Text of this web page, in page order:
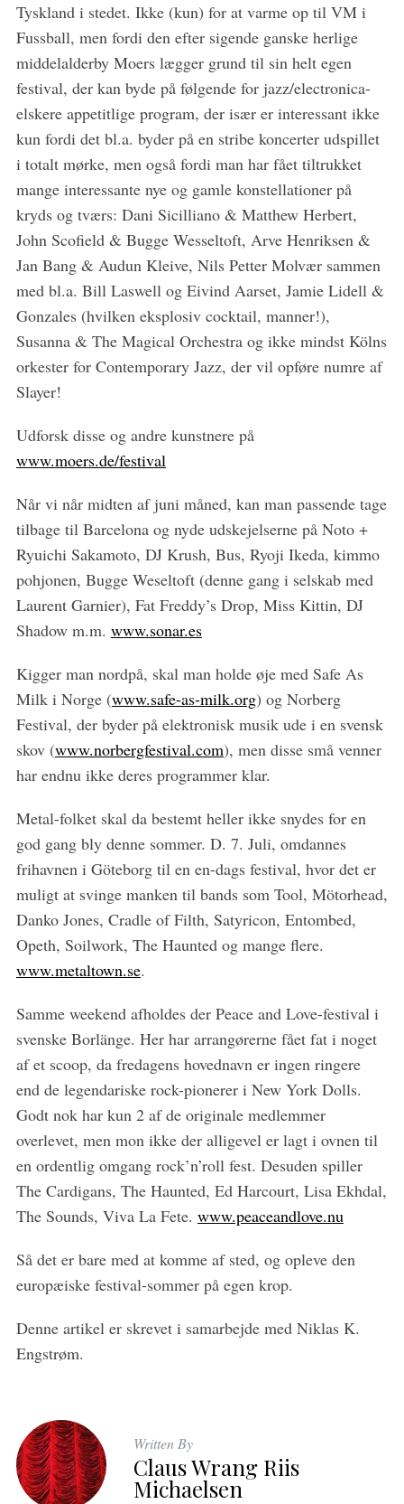
Tyskland i stedet. Ikke (kun) for at varme op til VM i
Fussball, men fordi den efter sigende ganske herlige
middelalderby Moers lægger grund til sin helt egen
festival, der kan byde på følgende for jazz/electronica-
elskere appetitlige program, der især er interessant ikke
kun fordi det bl.a. byder på en stribe koncerter udspillet
i totalt mørke, men også fordi man har fået tiltrukket
mange interessante nye og gamle konstellationer på
kryds og tværs: Dani Sicilliano & Matthew Herbert,
John Scofield & Bugge Wesseltoft, Arve Henriksen &
Jan Bang & Audun Kleive, Nils Petter Molvær sammen
med bl.a. Bill Laswell og Eivind Aarset, Jamie Lidell &
Gonzales (hvilken eksplosiv cocktail, manner!),
Susanna & The Magical Orchestra og ikke mindst Kölns
orkester for Contemporary Jazz, der vil opføre numre af
Slayer!
Udforsk disse og andre kunstnere på
www.moers.de/festival
Når vi når midten af juni måned, kan man passende tage
tilbage til Barcelona og nyde udskejelserne på Noto +
Ryuichi Sakamoto, DJ Krush, Bus, Ryoji Ikeda, kimmo
pohjonen, Bugge Weseltoft (denne gang i selskab med
Laurent Garnier), Fat Freddy’s Drop, Miss Kittin, DJ
Shadow m.m. www.sonar.es
Kigger man nordpå, skal man holde øje med Safe As
Milk i Norge (www.safe-as-milk.org) og Norberg
Festival, der byder på elektronisk musik ude i en svensk
skov (www.norbergfestival.com), men disse små venner
har endnu ikke deres programmer klar.
Metal-folket skal da bestemt heller ikke snydes for en
god gang bly denne sommer. D. 7. Juli, omdannes
frihavnen i Göteborg til en en-dags festival, hvor det er
muligt at svinge manken til bands som Tool, Mötorhead,
Danko Jones, Cradle of Filth, Satyricon, Entombed,
Opeth, Soilwork, The Haunted og mange flere.
www.metaltown.se.
Samme weekend afholdes der Peace and Love-festival i
svenske Borlänge. Her har arrangørerne fået fat i noget
af et scoop, da fredagens hovednavn er ingen ringere
end de legendariske rock-pionerer i New York Dolls.
Godt nok har kun 2 af de originale medlemmer
overlevet, men mon ikke der alligevel er lagt i ovnen til
en ordentlig omgang rock’n’roll fest. Desuden spiller
The Cardigans, The Haunted, Ed Harcourt, Lisa Ekhdal,
The Sounds, Viva La Fete. www.peaceandlove.nu
Så det er bare med at komme af sted, og opleve den
europæiske festival-sommer på egen krop.
Denne artikel er skrevet i samarbejde med Niklas K.
Engstrøm.
Written By
Claus Wrang Riis
Michaelsen